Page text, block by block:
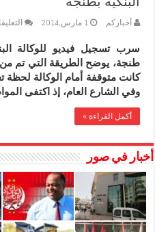
أخباركم 1 مارس,2014
سرب تسجيل فيديو للوكالة
طنجة، يوضح الطريقة التي تم من
كانت متوقفة أمام الوكالة لحظة
وفي الشارع العام، إذ اكتفى
أكمل القراءة »
أخبار في صور